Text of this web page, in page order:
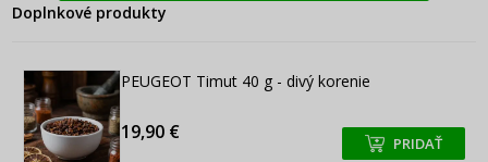
Doplnkové produkty
PEUGEOT Timut 40 g - divý korenie
19,90 € +
+ PRIDAŤ